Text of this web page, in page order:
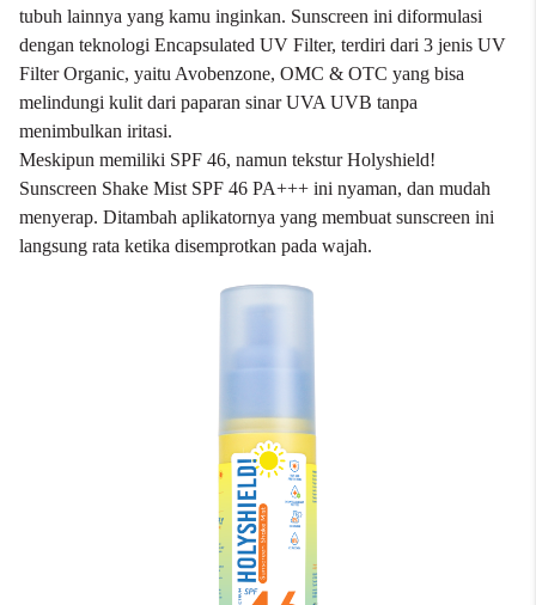
tubuh lainnya yang kamu inginkan. Sunscreen ini diformulasi
dengan teknologi Encapsulated UV Filter, terdiri dari 3 jenis UV
Filter Organic, yaitu Avobenzone, OMC & OTC yang bisa
melindungi kulit dari paparan sinar UVA UVB tanpa
menimbulkan iritasi.
Meskipun memiliki SPF 46, namun tekstur Holyshield!
Sunscreen Shake Mist SPF 46 PA+++ ini nyaman, dan mudah
menyerap. Ditambah aplikatornya yang membuat sunscreen ini
langsung rata ketika disemprotkan pada wajah.